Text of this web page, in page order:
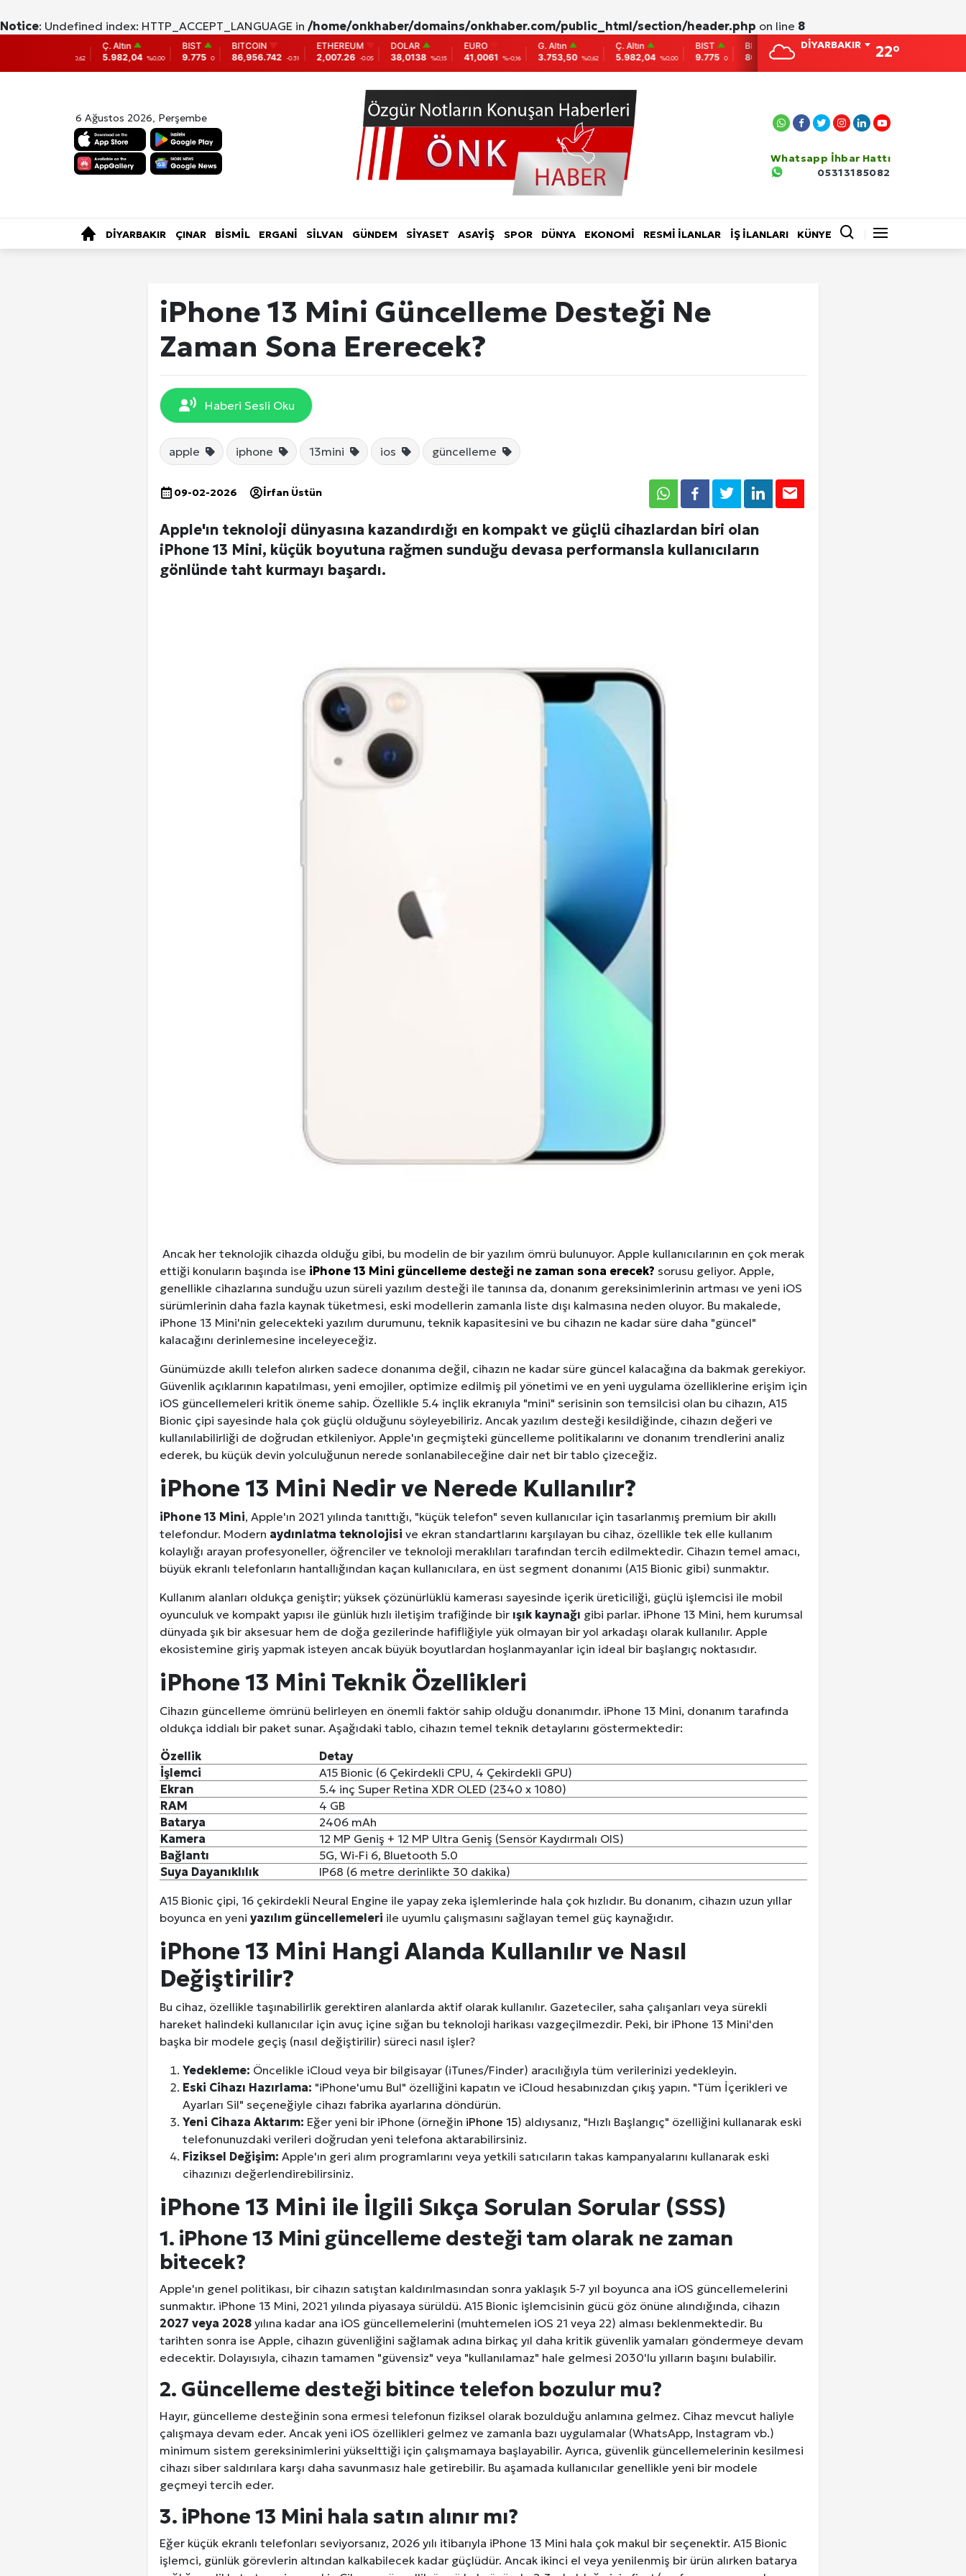
Notice: Undefined index: HTTP_ACCEPT_LANGUAGE in /home/onkhaber/domains/onkhaber.com/public_html/section/header.php on line 8
5.982,04
%0,00
BIST
9.775 0
BITCOIN
86,956.742
-0.31
ETHEREUM
2,007.26
-0.05
DOLAR
38,0138
%0,15
EURO
41,0061
%-0,16
G. Altın
3.753,50
%0,62
Ç. Altın
5.982,04
%0,00
BIST
9.775 0
BITCOIN
86,956.742
-0.31
ETHEREUM
2,007.26
DOLAR
38,0138
DİYARBAKIR 22°
6 Ağustos 2026, Perşembe
Whatsapp İhbar Hattı
05313185082
DİYARBAKIR ÇINAR BİSMİL ERGANİ SİLVAN GÜNDEM SİYASET ASAYİŞ SPOR DÜNYA EKONOMİ RESMİ İLANLAR İŞ İLANLARI KÜNYE
iPhone 13 Mini Güncelleme Desteği Ne
Zaman Sona Ererecek?
Haberi Sesli Oku
apple iphone 13mini ios güncelleme
09-02-2026 İrfan Üstün
Apple'ın teknoloji dünyasına kazandırdığı en kompakt ve güçlü cihazlardan biri olan
iPhone 13 Mini, küçük boyutuna rağmen sunduğu devasa performansla kullanıcıların
gönlünde taht kurmayı başardı.
Ancak her teknolojik cihazda olduğu gibi, bu modelin de bir yazılım ömrü bulunuyor. Apple kullanıcılarının en çok merak
ettiği konuların başında ise iPhone 13 Mini güncelleme desteği ne zaman sona erecek? sorusu geliyor. Apple,
genellikle cihazlarına sunduğu uzun süreli yazılım desteği ile tanınsa da, donanım gereksinimlerinin artması ve yeni iOS
sürümlerinin daha fazla kaynak tüketmesi, eski modellerin zamanla liste dışı kalmasına neden oluyor. Bu makalede,
iPhone 13 Mini'nin gelecekteki yazılım durumunu, teknik kapasitesini ve bu cihazın ne kadar süre daha "güncel"
kalacağını derinlemesine inceleyeceğiz.
Günümüzde akıllı telefon alırken sadece donanıma değil, cihazın ne kadar süre güncel kalacağına da bakmak gerekiyor.
Güvenlik açıklarının kapatılması, yeni emojiler, optimize edilmiş pil yönetimi ve en yeni uygulama özelliklerine erişim için
iOS güncellemeleri kritik öneme sahip. Özellikle 5.4 inçlik ekranıyla "mini" serisinin son temsilcisi olan bu cihazın, A15
Bionic çipi sayesinde hala çok güçlü olduğunu söyleyebiliriz. Ancak yazılım desteği kesildiğinde, cihazın değeri ve
kullanılabilirliği de doğrudan etkileniyor. Apple'ın geçmişteki güncelleme politikalarını ve donanım trendlerini analiz
ederek, bu küçük devin yolculuğunun nerede sonlanabileceğine dair net bir tablo çizeceğiz.
iPhone 13 Mini Nedir ve Nerede Kullanılır?
iPhone 13 Mini, Apple'ın 2021 yılında tanıttığı, "küçük telefon" seven kullanıcılar için tasarlanmış premium bir akıllı
telefondur. Modern aydınlatma teknolojisi ve ekran standartlarını karşılayan bu cihaz, özellikle tek elle kullanım
kolaylığı arayan profesyoneller, öğrenciler ve teknoloji meraklıları tarafından tercih edilmektedir. Cihazın temel amacı,
büyük ekranlı telefonların hantallığından kaçan kullanıcılara, en üst segment donanımı (A15 Bionic gibi) sunmaktır.
Kullanım alanları oldukça geniştir; yüksek çözünürlüklü kamerası sayesinde içerik üreticiliği, güçlü işlemcisi ile mobil
oyunculuk ve kompakt yapısı ile günlük hızlı iletişim trafiğinde bir ışık kaynağı gibi parlar. iPhone 13 Mini, hem kurumsal
dünyada şık bir aksesuar hem de doğa gezilerinde hafifliğiyle yük olmayan bir yol arkadaşı olarak kullanılır. Apple
ekosistemine giriş yapmak isteyen ancak büyük boyutlardan hoşlanmayanlar için ideal bir başlangıç noktasıdır.
iPhone 13 Mini Teknik Özellikleri
Cihazın güncelleme ömrünü belirleyen en önemli faktör sahip olduğu donanımdır. iPhone 13 Mini, donanım tarafında
oldukça iddialı bir paket sunar. Aşağıdaki tablo, cihazın temel teknik detaylarını göstermektedir:
Özellik
Detay
İşlemci
A15 Bionic (6 Çekirdekli CPU, 4 Çekirdekli GPU)
Ekran
5.4 inç Super Retina XDR OLED (2340 x 1080)
RAM
4 GB
Batarya
2406 mAh
Kamera
12 MP Geniş + 12 MP Ultra Geniş (Sensör Kaydırmalı OIS)
Bağlantı
5G, Wi-Fi 6, Bluetooth 5.0
Suya Dayanıklılık
IP68 (6 metre derinlikte 30 dakika)
A15 Bionic çipi, 16 çekirdekli Neural Engine ile yapay zeka işlemlerinde hala çok hızlıdır. Bu donanım, cihazın uzun yıllar
boyunca en yeni yazılım güncellemeleri ile uyumlu çalışmasını sağlayan temel güç kaynağıdır.
iPhone 13 Mini Hangi Alanda Kullanılır ve Nasıl
Değiştirilir?
Bu cihaz, özellikle taşınabilirlik gerektiren alanlarda aktif olarak kullanılır. Gazeteciler, saha çalışanları veya sürekli
hareket halindeki kullanıcılar için avuç içine sığan bu teknoloji harikası vazgeçilmezdir. Peki, bir iPhone 13 Mini'den
başka bir modele geçiş (nasıl değiştirilir) süreci nasıl işler?
Yedekleme: Öncelikle iCloud veya bir bilgisayar (iTunes/Finder) aracılığıyla tüm verilerinizi yedekleyin.
Eski Cihazı Hazırlama: "iPhone'umu Bul" özelliğini kapatın ve iCloud hesabınızdan çıkış yapın. "Tüm İçerikleri ve
Ayarları Sil" seçeneğiyle cihazı fabrika ayarlarına döndürün.
Yeni Cihaza Aktarım: Eğer yeni bir iPhone (örneğin iPhone 15) aldıysanız, "Hızlı Başlangıç" özelliğini kullanarak eski
telefonunuzdaki verileri doğrudan yeni telefona aktarabilirsiniz.
Fiziksel Değişim: Apple'ın geri alım programlarını veya yetkili satıcıların takas kampanyalarını kullanarak eski
cihazınızı değerlendirebilirsiniz.
iPhone 13 Mini ile İlgili Sıkça Sorulan Sorular (SSS)
1. iPhone 13 Mini güncelleme desteği tam olarak ne zaman
bitecek?
Apple'ın genel politikası, bir cihazın satıştan kaldırılmasından sonra yaklaşık 5-7 yıl boyunca ana iOS güncellemelerini
sunmaktır. iPhone 13 Mini, 2021 yılında piyasaya sürüldü. A15 Bionic işlemcisinin gücü göz önüne alındığında, cihazın
2027 veya 2028yılına kadar ana iOS güncellemelerini (muhtemelen iOS 21 veya 22) alması beklenmektedir. Bu
tarihten sonra ise Apple, cihazın güvenliğini sağlamak adına birkaç yıl daha kritik güvenlik yamaları göndermeye devam
edecektir. Dolayısıyla, cihazın tamamen "güvensiz" veya "kullanılamaz" hale gelmesi 2030'lu yılların başını bulabilir.
2. Güncelleme desteği bitince telefon bozulur mu?
Hayır, güncelleme desteğinin sona ermesi telefonun fiziksel olarak bozulduğu anlamına gelmez. Cihaz mevcut haliyle
çalışmaya devam eder. Ancak yeni iOS özellikleri gelmez ve zamanla bazı uygulamalar (WhatsApp, Instagram vb.)
minimum sistem gereksinimlerini yükselttiği için çalışmamaya başlayabilir. Ayrıca, güvenlik güncellemelerinin kesilmesi
cihazı siber saldırılara karşı daha savunmasız hale getirebilir. Bu aşamada kullanıcılar genellikle yeni bir modele
geçmeyi tercih eder.
3. iPhone 13 Mini hala satın alınır mı?
Eğer küçük ekranlı telefonları seviyorsanız, 2026 yılı itibarıyla iPhone 13 Mini hala çok makul bir seçenektir. A15 Bionic
işlemci, günlük görevlerin altından kalkabilecek kadar güçlüdür. Ancak ikinci el veya yenilenmiş bir ürün alırken batarya
Ankara Yurtlar Rehberi: Ankara Yurt Seçimi, Fiyatları ve İdeal Erkek Yurdu İmkânları
Site İçi (On-Page) SEO Hizmeti: Web Sitenizin Görünmeyen Gücü
Kuzu Fileto Seçimi ve Pişirme Önerileri: Yumuşak Dokuyu Korumak
Diyarbakır Haber ve Son Dakika Gelişmeleri: onkhaber.com ile Yerel Haberciliğin Gücü
TOPLUM-YAŞAM KADIN
TÜRKİYE
Yerel Haberler Giriş Yap